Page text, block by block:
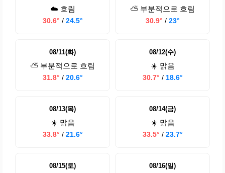
☁️ 흐림
30.6° / 24.5°
⛅ 부분적으로 흐림
30.9° / 23°
08/11(화)
⛅ 부분적으로 흐림
31.8° / 20.6°
08/12(수)
☀️ 맑음
30.7° / 18.6°
08/13(목)
☀️ 맑음
33.8° / 21.6°
08/14(금)
☀️ 맑음
33.5° / 23.7°
08/15(토) 08/16(일)